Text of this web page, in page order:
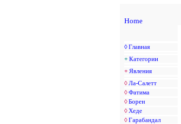
Home
◊ Главная
+ Категории
+ Явления
◊ Ла-Салетт
◊ Фатима
◊ Борен
◊ Хеде
◊ Гарабандал